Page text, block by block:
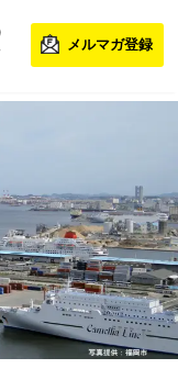
メルマガ登録